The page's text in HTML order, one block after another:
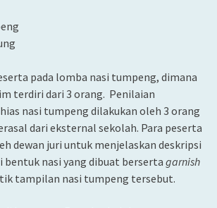
pada lomba nasi tumpeng, dimana
terdiri dari 3 orang. Penilaian
nasi tumpeng dilakukan oleh 3 orang
dari eksternal sekolah. Para peserta
dewan juri untuk menjelaskan deskripsi
nasi yang dibuat berserta garnish
tampilan nasi tumpeng tersebut.